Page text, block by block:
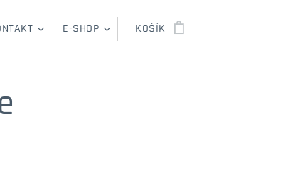
E-SHOP KOŠÍK